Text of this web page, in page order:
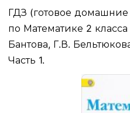
ГДЗ (готовое
по Математике 2
Бантова, Г.В.
Часть 1.